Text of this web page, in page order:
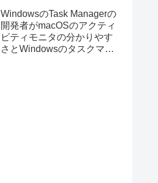
トーラの作成に対応。
WindowsのTask Managerの
開発者がmacOSのアクティ
ビティモニタの分かりやす
さとWindowsのタスクマネ